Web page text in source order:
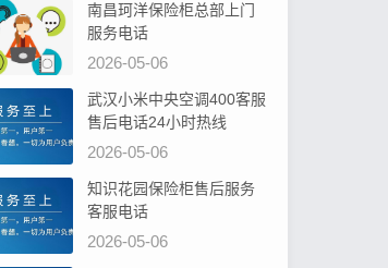
南昌珂洋保险柜总部上门
服务电话
2026-05-06
武汉小米中央空调400客服
售后电话24小时热线
2026-05-06
知识花园保险柜售后服务
客服电话
2026-05-06